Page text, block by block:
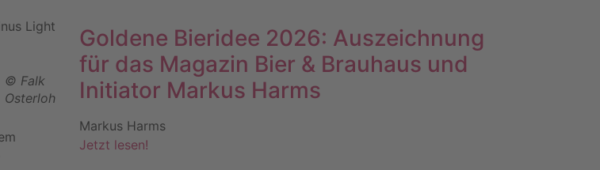
Light
© Falk
Osterloh
Goldene Bieridee 2026: Auszeichnung
für das Magazin Bier & Brauhaus und
Initiator Markus Harms
Markus Harms
Jetzt lesen!